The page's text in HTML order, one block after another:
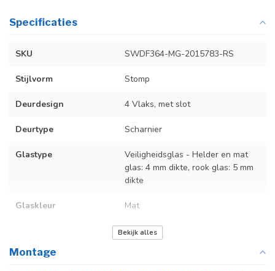
Specificaties
SKU SWDF364-MG-2015783-RS
Stijlvorm Stomp
Deurdesign 4 Vlaks, met slot
Deurtype Scharnier
Glastype
Veiligheidsglas - Helder en mat
glas: 4 mm dikte, rook glas: 5 mm
dikte
Glaskleur Mat
U kunt een tabel vinden met de
exacte deurmaten in de
Bekijk alles
Montage